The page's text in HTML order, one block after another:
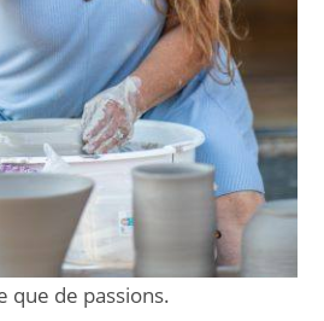
que de passions.